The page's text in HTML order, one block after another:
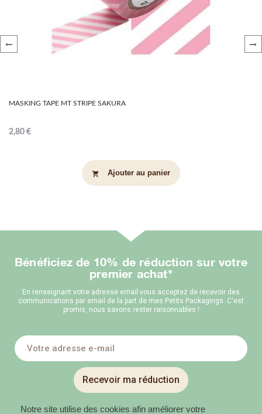
MASKING TAPE MT STRIPE SAKURA
2,80 €
shopping_cart Ajouter au panier
Bénéficiez de 10% de réduction sur votre
premier achat*
En renseignant votre adresse email vous acceptez de recevoir des
communications par email de la part de mes Petits Packagings. C'est
promis, nous savons rester raisonnables !
Recevoir ma réduction
Notre site utilise des cookies afin améliorer votre